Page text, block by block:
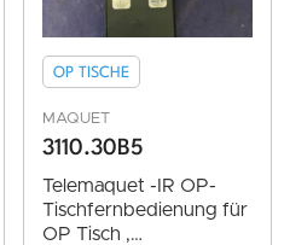
OP TISCHE
MAQUET
3110.30B5
Telemaquet -IR OP-
Tischfernbedienung für
OP Tisch ,